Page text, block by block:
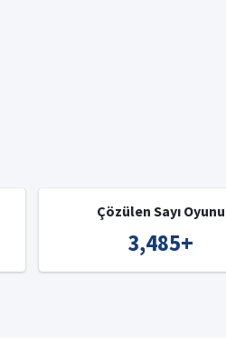
Çözülen Sayı Oyunu
3,485+